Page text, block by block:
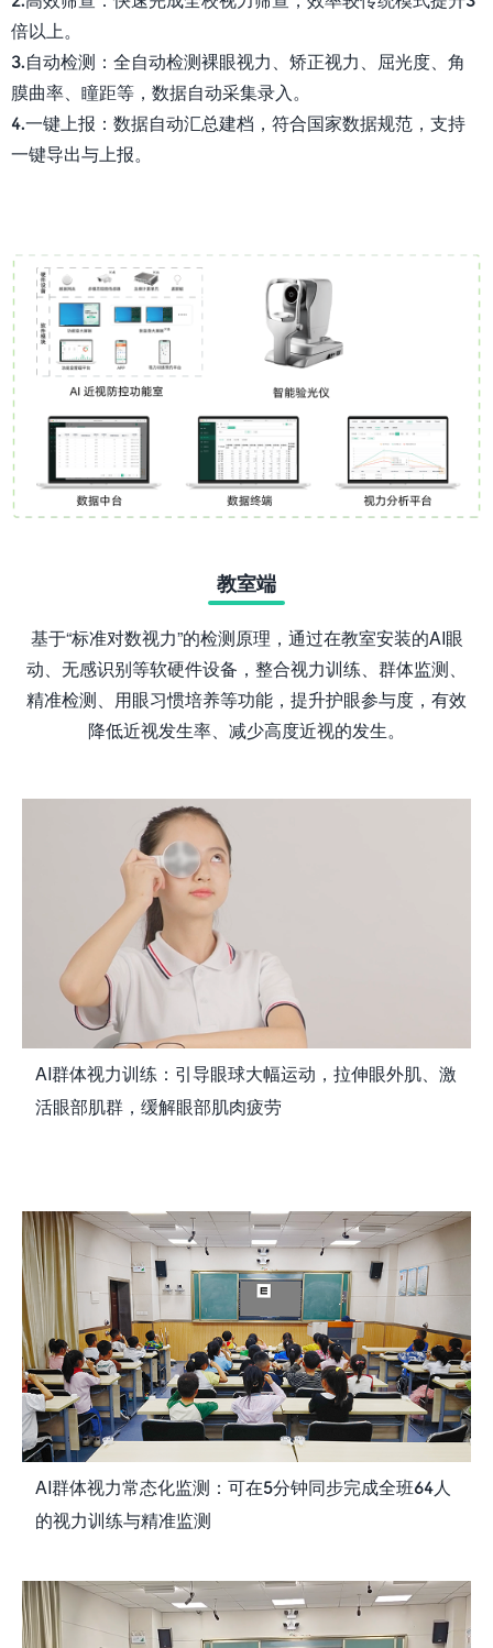
倍以上。
3.自动检测：全自动检测裸眼视力、矫正视力、屈光度、角
膜曲率、瞳距等，数据自动采集录入。
4.一键上报：数据自动汇总建档，符合国家数据规范，支持
一键导出与上报。
教室端
基于“标准对数视力”的检测原理，通过在教室安装的AI眼
动、无感识别等软硬件设备，整合视力训练、群体监测、
精准检测、用眼习惯培养等功能，提升护眼参与度，有效
降低近视发生率、减少高度近视的发生。
AI群体视力训练：引导眼球大幅运动，拉伸眼外肌、激
活眼部肌群，缓解眼部肌肉疲劳
AI群体视力常态化监测：可在5分钟同步完成全班64人
的视力训练与精准监测